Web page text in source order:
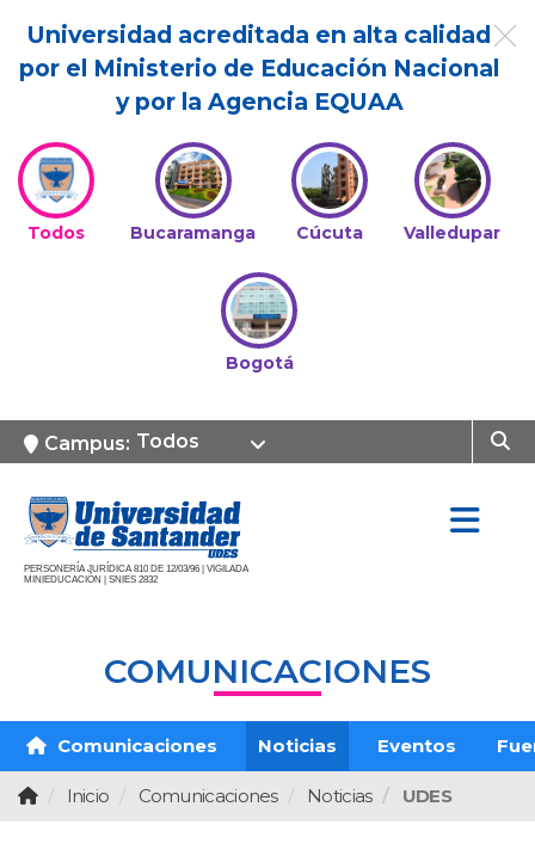
Universidad acreditada en alta calidad
por el Ministerio de Educación Nacional
y por la Agencia EQUAA
Todos Bucaramanga Cúcuta Valledupar
Bogotá
Campus: Todos
PERSONERÍA JURÍDICA 810 DE 12/03/96 | VIGILADA
MINIEDUCACIÓN | SNIES 2832
COMUNICACIONES
Comunicaciones Noticias Eventos
Inicio Comunicaciones Noticias UDES